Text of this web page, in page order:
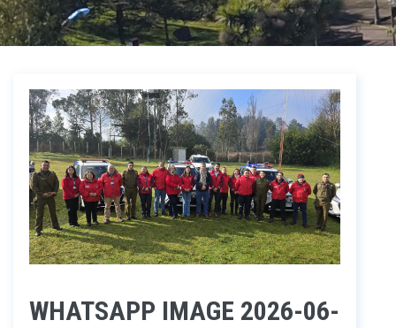
WHATSAPP IMAGE 2026-06-